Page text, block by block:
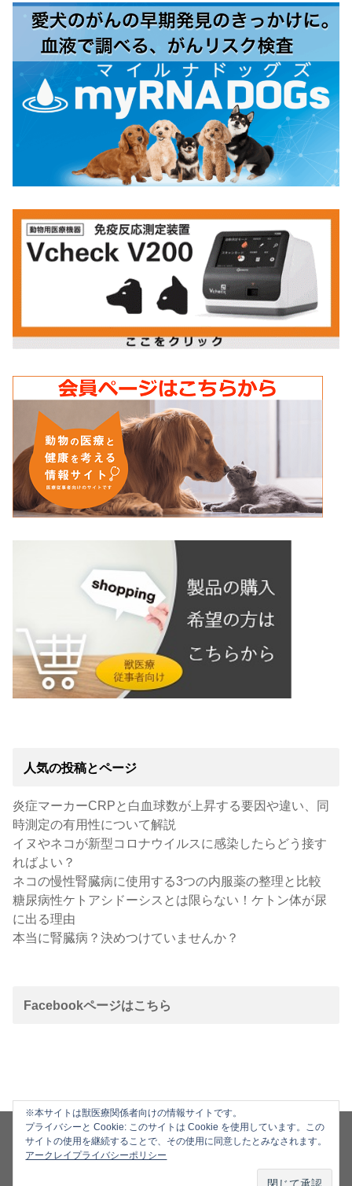
人気の投稿とページ
炎症マーカーCRPと白血球数が上昇する要因や違い、同
時測定の有用性について解説
イヌやネコが新型コロナウイルスに感染したらどう接す
ればよい？
ネコの慢性腎臓病に使用する3つの内服薬の整理と比較
糖尿病性ケトアシドーシスとは限らない！ケトン体が尿
に出る理由
本当に腎臓病？決めつけていませんか？
Facebookページはこちら
ホーム プライバシーポリシー ソーシャルメディアポリシー
お問い合わせ ご利用ガイド
.All Rights Reserved.
※本サイトは獣医療関係者向けの情報サイトです。
プライバシーと Cookie: このサイトは Cookie を使用しています。この
サイトの使用を継続することで、その使用に同意したとみなされます。
アークレイプライバシーポリシー